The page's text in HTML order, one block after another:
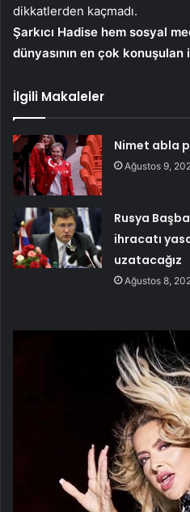
dikkatlerden kaçmadı.
Şarkıcı Hadise hem sosyal
dünyasının en çok konuşulan
İlgili Makaleler
Nimet abla
Ağustos 9,
Rusya
ihracatı
uzatacağız
Ağustos 8,